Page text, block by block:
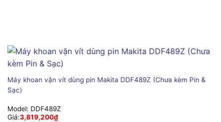
Máy khoan vặn vít dùng pin Makita DDF489Z (Chưa kèm Pin &
Sạc)
Model: DDF489Z
Giá:3,819,200₫